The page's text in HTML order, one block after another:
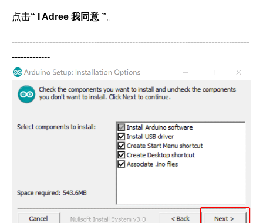
点击“ I Adree 我同意 ”。
---------------------------------------------------------------------------------
-------------